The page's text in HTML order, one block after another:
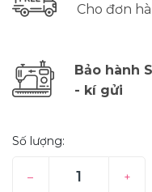
Cho đơn
Bảo hành
- kí gửi
Số lượng:
– +